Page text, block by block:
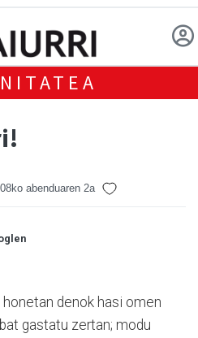
abenduaren 2a
denok hasi omen
gastatu zertan; modu